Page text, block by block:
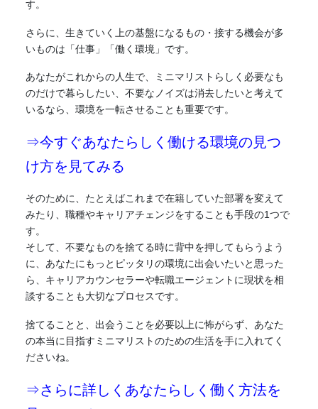
す。
さらに、生きていく上の基盤になるもの・接する機会が多
いものは「仕事」「働く環境」です。
あなたがこれからの人生で、 ミニマリスト らしく必要なも
のだけで暮らしたい、不要なノイズは消去したいと考えて
いるなら、環境を一転させることも重要です。
⇒今すぐあなたらしく働ける環境の見つ
け方を見てみる
そのために、たとえばこれまで在籍していた部署を変えて
みたり、職種やキャリアチェンジをすることも手段の1つで
す。
そして、不要なものを捨てる時に背中を押してもらうよう
に、あなたにもっとピッタリの環境に出会いたいと思った
ら、キャリアカウンセラーや転職エージェントに現状を相
談することも大切なプロセスです。
捨てることと、出会うことを必要以上に怖がらず、あなた
の本当に目指す ミニマリストのための生活を手に入れてく
ださいね。
⇒さらに詳しくあなたらしく働く方法を